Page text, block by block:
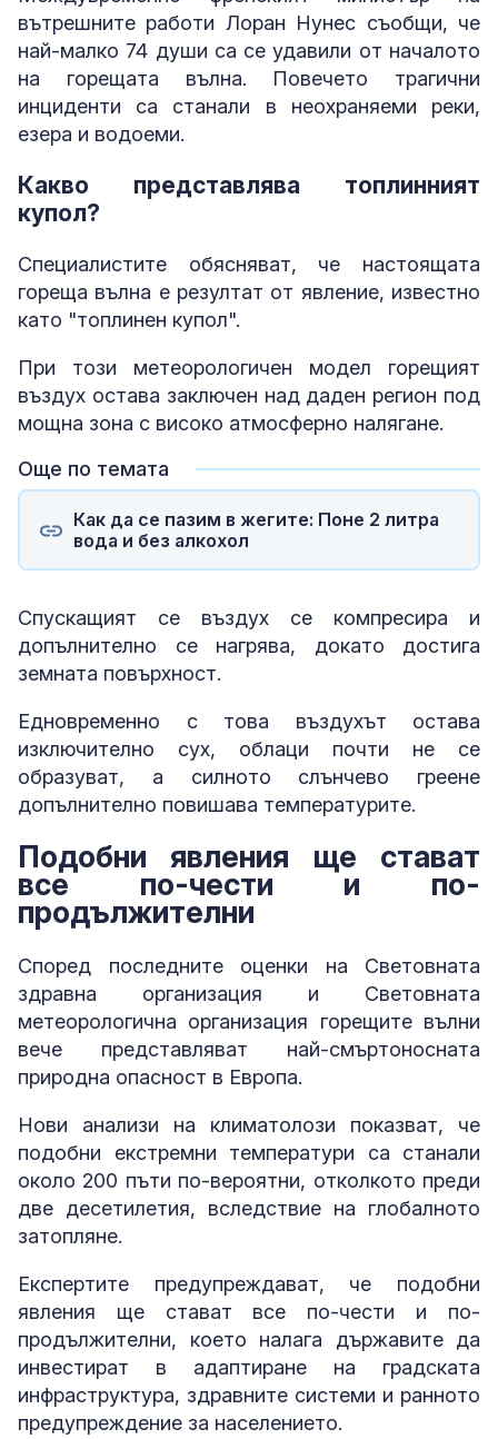
вътрешните работи Лоран Нунес съобщи, че
най-малко 74 души са се удавили от началото
на горещата вълна. Повечето трагични
инциденти са станали в неохраняеми реки,
езера и водоеми.
Какво представлява топлинният
купол?
Специалистите обясняват, че настоящата
гореща вълна е резултат от явление, известно
като "топлинен купол".
При този метеорологичен модел горещият
въздух остава заключен над даден регион под
мощна зона с високо атмосферно налягане.
Още по темата
Как да се пазим в жегите: Поне 2 литра
вода и без алкохол
Спускащият се въздух се компресира и
допълнително се нагрява, докато достига
земната повърхност.
Едновременно с това въздухът остава
изключително сух, облаци почти не се
образуват, а силното слънчево греене
допълнително повишава температурите.
Подобни явления ще стават
все по-чести и по-
продължителни
Според последните оценки на Световната
здравна организация и Световната
метеорологична организация горещите вълни
вече представляват най-смъртоносната
природна опасност в Европа.
Нови анализи на климатолози показват, че
подобни екстремни температури са станали
около 200 пъти по-вероятни, отколкото преди
две десетилетия, вследствие на глобалното
затопляне.
Експертите предупреждават, че подобни
явления ще стават все по-чести и по-
продължителни, което налага държавите да
инвестират в адаптиране на градската
инфраструктура, здравните системи и ранното
предупреждение за населението.